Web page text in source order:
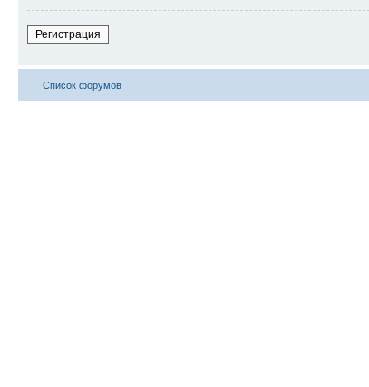
Регистрация
Список форумов